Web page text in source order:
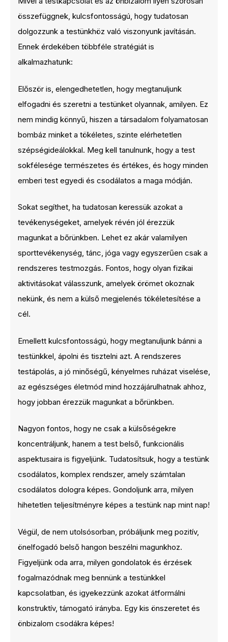
összefüggnek, kulcsfontosságú, hogy tudatosan
dolgozzunk a testünkhöz való viszonyunk javításán.
Ennek érdekében többféle stratégiát is
alkalmazhatunk:
Először is, elengedhetetlen, hogy megtanuljunk
elfogadni és szeretni a testünket olyannak, amilyen. Ez
nem mindig könnyű, hiszen a társadalom folyamatosan
bombáz minket a tökéletes, szinte elérhetetlen
szépségideálokkal. Meg kell tanulnunk, hogy a test
sokfélesége természetes és értékes, és hogy minden
emberi test egyedi és csodálatos a maga módján.
Sokat segíthet, ha tudatosan keressük azokat a
tevékenységeket, amelyek révén jól érezzük
magunkat a bőrünkben. Lehet ez akár valamilyen
sporttevékenység, tánc, jóga vagy egyszerűen csak a
rendszeres testmozgás. Fontos, hogy olyan fizikai
aktivitásokat válasszunk, amelyek örömet okoznak
nekünk, és nem a külső megjelenés tökéletesítése a
cél.
Emellett kulcsfontosságú, hogy megtanuljunk bánni a
testünkkel, ápolni és tisztelni azt. A rendszeres
testápolás, a jó minőségű, kényelmes ruházat viselése,
az egészséges életmód mind hozzájárulhatnak ahhoz,
hogy jobban érezzük magunkat a bőrünkben.
Nagyon fontos, hogy ne csak a külsőségekre
koncentráljunk, hanem a test belső, funkcionális
aspektusaira is figyeljünk. Tudatosítsuk, hogy a testünk
csodálatos, komplex rendszer, amely számtalan
csodálatos dologra képes. Gondoljunk arra, milyen
hihetetlen teljesítményre képes a testünk nap mint nap!
Végül, de nem utolsósorban, próbáljunk meg pozitív,
önelfogadó belső hangon beszélni magunkhoz.
Figyeljünk oda arra, milyen gondolatok és érzések
fogalmazódnak meg bennünk a testünkkel
kapcsolatban, és igyekezzünk azokat átformálni
konstruktív, támogató irányba. Egy kis önszeretet és
önbizalom csodákra képes!